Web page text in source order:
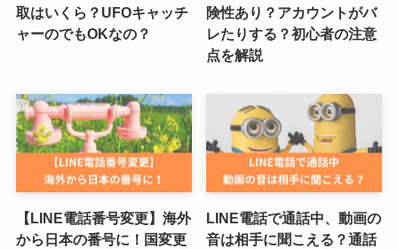
取はいくら？UFOキャッチ
ャーのでもOKなの？
険性あり？アカウントがバ
レたりする？初心者の注意
点を解説
【LINE電話番号変更】海外
から日本の番号に！国変更
LINE電話で通話中、動画の
音は相手に聞こえる？通話